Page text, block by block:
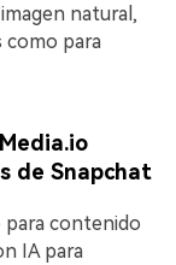
natural,
como para
de Snapchat
para contenido
IA para